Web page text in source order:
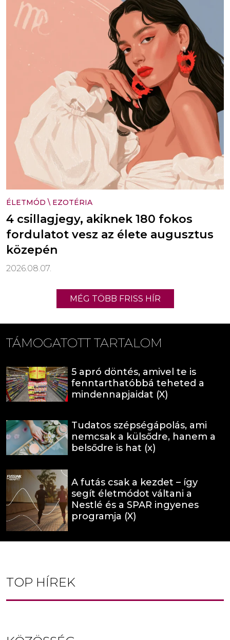
ÉLETMÓD \ EZOTÉRIA
4 csillagjegy, akiknek 180 fokos
fordulatot vesz az élete augusztus
közepén
2026.08.07.
MÉG TÖBB FRISS HÍR
TÁMOGATOTT TARTALOM
5 apró döntés, amivel te is
fenntarthatóbbá teheted a
mindennapjaidat (X)
Tudatos szépségápolás, ami
nemcsak a külsődre, hanem a
belsődre is hat (x)
A futás csak a kezdet – így
segít életmódot váltani a
Nestlé és a SPAR ingyenes
programja (X)
TOP HÍREK